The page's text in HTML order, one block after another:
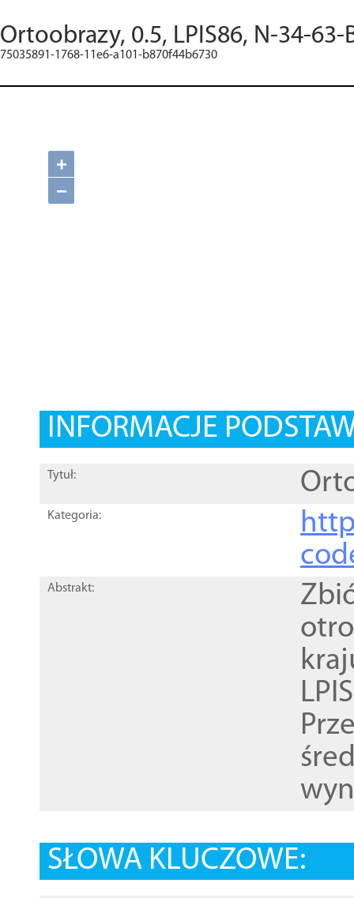
Ortoobrazy, 0.5, LPIS86, N-34-63-
75035891-1768-11e6-a101-b870f44b6730
+
−
INFORMACJE
Tytuł:
Kategoria:
Abstrakt:
SŁOWA KLUCZOWE: